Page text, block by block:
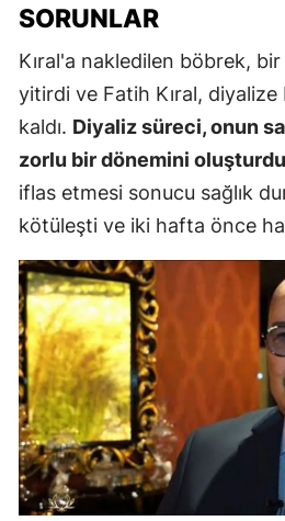
SORUNLAR
Kıral'a nakledilen böbrek,
yitirdi ve Fatih Kıral,
kaldı. Diyaliz süreci, onun
zorlu bir dönemini
iflas etmesi sonucu sağlık
kötüleşti ve iki hafta önce